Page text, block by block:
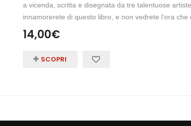
a vicenda, scritta e disegnata da tre talentuose
innamorerete di questo libro, e non vedrete l’ora
14,00€
SCOPRI